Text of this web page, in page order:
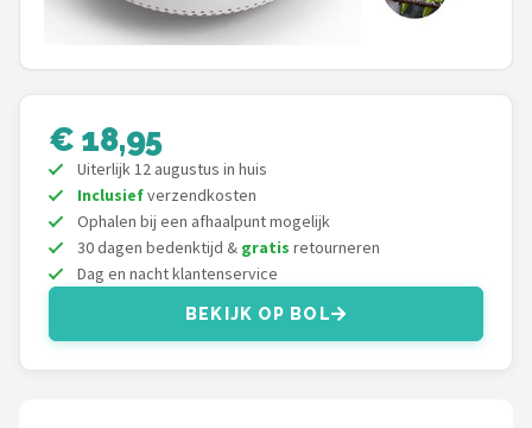
Flow Amsterdam
LUVION
KCVV
Decopatent
Countryfield
Balvi
€ 18,95
Uiterlijk 12 augustus in huis
Inclusiefverzendkosten
Ophalen bij een afhaalpunt mogelijk
30 dagen bedenktijd & gratis retourneren
Dag en nacht klantenservice
BEKIJK OP BOL